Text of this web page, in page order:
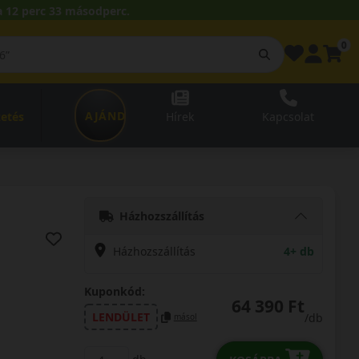
12 perc 32 másodperc.
AJÁNDÉKUTALVÁNY
Házhozszállítás
Házhozszállítás 4+ db
Kuponkód:
LENDÜLET
másol 64 390 Ft
/db